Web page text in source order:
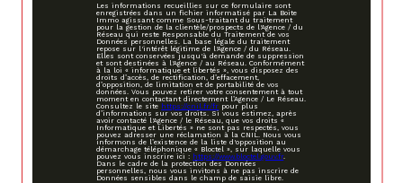
Les informations recueillies sur ce formulaire sont
enregistrées dans un fichier informatisé par La Boite
Immo agissant comme Sous-traitant du traitement
pour la gestion de la clientèle/prospects de l'Agence / du
Réseau qui reste Responsable du Traitement de vos
Données personnelles. La base légale du traitement
repose sur l'intérêt légitime de l'Agence / du Réseau.
Elles sont conservées jusqu'à demande de suppression
et sont destinées à l'Agence / au Réseau. Conformément
à la loi « informatique et libertés », vous disposez des
droits d’accès, de rectification, d’effacement,
d’opposition, de limitation et de portabilité de vos
données. Vous pouvez retirer votre consentement à tout
moment en contactant directement l’Agence / Le Réseau.
Consultez le site https://cnil.fr/fr pour plus
d’informations sur vos droits. Si vous estimez, après
avoir contacté l'Agence / le Réseau, que vos droits «
Informatique et Libertés » ne sont pas respectés, vous
pouvez adresser une réclamation à la CNIL. Nous vous
informons de l’existence de la liste d'opposition au
démarchage téléphonique « Bloctel », sur laquelle vous
pouvez vous inscrire ici : https://www.bloctel.gouv.fr.
Dans le cadre de la protection des Données
personnelles, nous vous invitons à ne pas inscrire de
Données sensibles dans le champ de saisie libre.